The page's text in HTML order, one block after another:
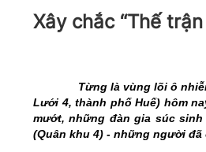
KỶ NIỆM 110 NĂM
CHÀO MỪNG KỶ NIỆM
TRUYỀN THỐNG LỰC
QUÂN KHU 4 (15/10/
Xây chắc “Thế
Từng là vùng lõi ô
Lưới 4, thành phố Huế) hôm
mướt, những đàn gia súc
(Quân khu 4) - những người